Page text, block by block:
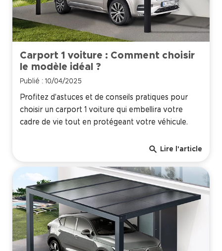
Carport 1 voiture : Comment choisir
le modèle idéal ?
Publié : 10/04/2025
Profitez d'astuces et de conseils pratiques pour
choisir un carport 1 voiture qui embellira votre
cadre de vie tout en protégeant votre véhicule.
search Lire l'article